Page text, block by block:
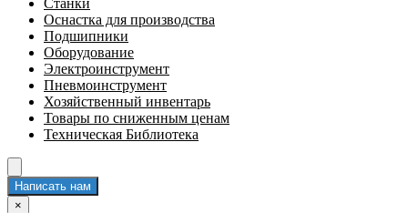
Станки
Оснастка для производства
Подшипники
Оборудование
Электроинструмент
Пневмоинструмент
Хозяйственный инвентарь
Товары по сниженным ценам
Техническая Библиотека
Написать нам
×